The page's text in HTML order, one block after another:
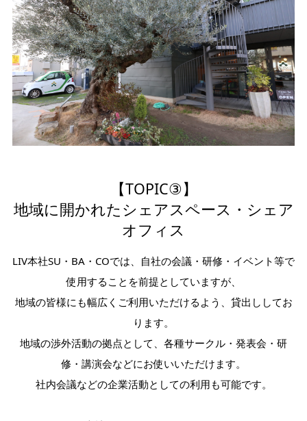
【TOPIC③】
地域に開かれたシェアスペース・シェア
オフィス
LIV本社SU・BA・COでは、自社の会議・研修・イベント等で
使用することを前提としていますが、
地域の皆様にも幅広くご利用いただけるよう、貸出ししてお
ります。
地域の渉外活動の拠点として、各種サークル・発表会・研
修・講演会などにお使いいただけます。
社内会議などの企業活動としての利用も可能です。